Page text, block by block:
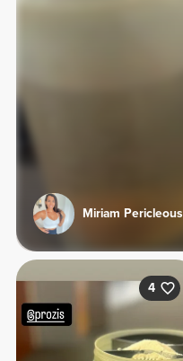
Miriam Pericleous
4